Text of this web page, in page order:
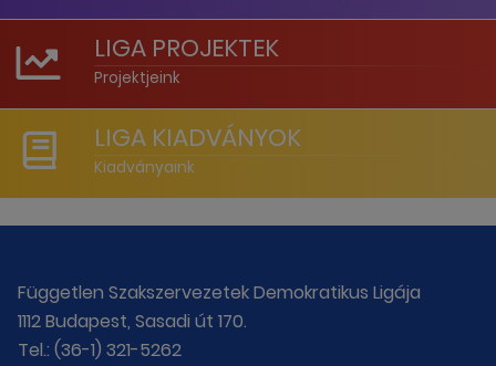
LIGA PROJEKTEK
Projektjeink
LIGA KIADVÁNYOK
Kiadványaink
Független Szakszervezetek Demokratikus Ligája
1112 Budapest, Sasadi út 170.
Tel.: (36-1) 321-5262